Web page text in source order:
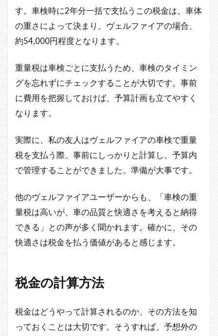
す。車検時に2年分一括で支払うこの税金は、車体
の重さによって決まり、ヴェルファイアの場合、
約54,000円程度となります。
重量税は車検ごとに支払うため、車検のタイミン
グを忘れずにチェックすることが大切です。事前
に費用を把握しておけば、予算計画も立てやすく
なります。
実際に、私の友人はヴェルファイアの車検で重量
税を支払う際、事前にしっかりと計算し、予算内
で管理することができました。準備が大事です。
他のヴェルファイアユーザーからも、「車検の重
量税は高いが、車の品質と快適さを考えると納得
できる」との声が多く聞かれます。確かに、その
快適さは税金を払う価値があると感じます。
税金の計算方法
税金はどうやって計算されるのか、その方法を知
っておくことは大切です。そうすれば、予想外の